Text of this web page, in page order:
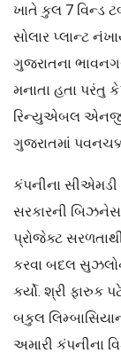
ખાતે કુલ 7 વિન્ડ
સોલાર પ્લાન્ટ
ગુજરાતના
મનાતા હતા
રિન્યુએબલ
ગુજરાતમાં
કંપનીના
સરકારની
પ્રોજેક્ટ સરળતાથી
કરવા બદલ
કર્યો. શ્રી ફારુક
બકુલ
અમારી કંપનીના